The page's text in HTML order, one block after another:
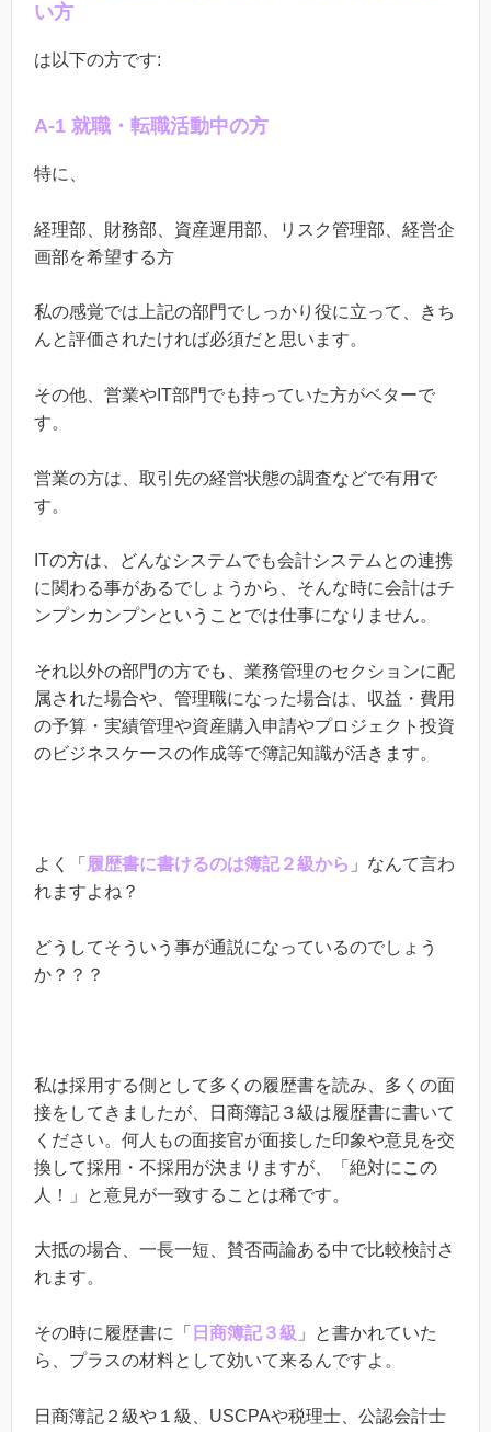
い方
は以下の方です:
A-1 就職・転職活動中の方
特に、
経理部、財務部、資産運用部、リスク管理部、経営企
画部を希望する方
私の感覚では上記の部門でしっかり役に立って、きち
んと評価されたければ必須だと思います。
その他、営業やIT部門でも持っていた方がベターで
す。
営業の方は、 取引先の経営状態の調査などで有用で
す。
ITの方は、どんなシステムでも会計システムとの連携
に関わる事があるでしょうから、そんな時に会計はチ
ンプンカンプンということでは仕事になりません。
それ以外の部門の方でも、業務管理のセクションに配
属された場合や、管理職になった場合は、収益・費用
の予算・実績管理や資産購入申請やプロジェクト投資
のビジネスケースの作成等で簿記知識が活きます。
よく「 履歴書に書けるのは簿記２級から 」なんて言わ
れますよね？
どうしてそういう事が通説になっているのでしょう
か？？？
私は採用する側として多くの履歴書を読み、多くの面
接をしてきましたが、日商簿記３級は履歴書に書いて
ください。何人もの面接官が面接した印象や意見を交
換して採用・不採用が決まりますが、「絶対にこの
人！」と意見が一致することは稀です。
大抵の場合、一長一短、賛否両論ある中で比較検討さ
れます。
その時に履歴書に「 日商簿記３級 」と書かれていた
ら、プラスの材料として効いて来るんですよ。
日商簿記２級や１級、USCPAや税理士、公認会計士